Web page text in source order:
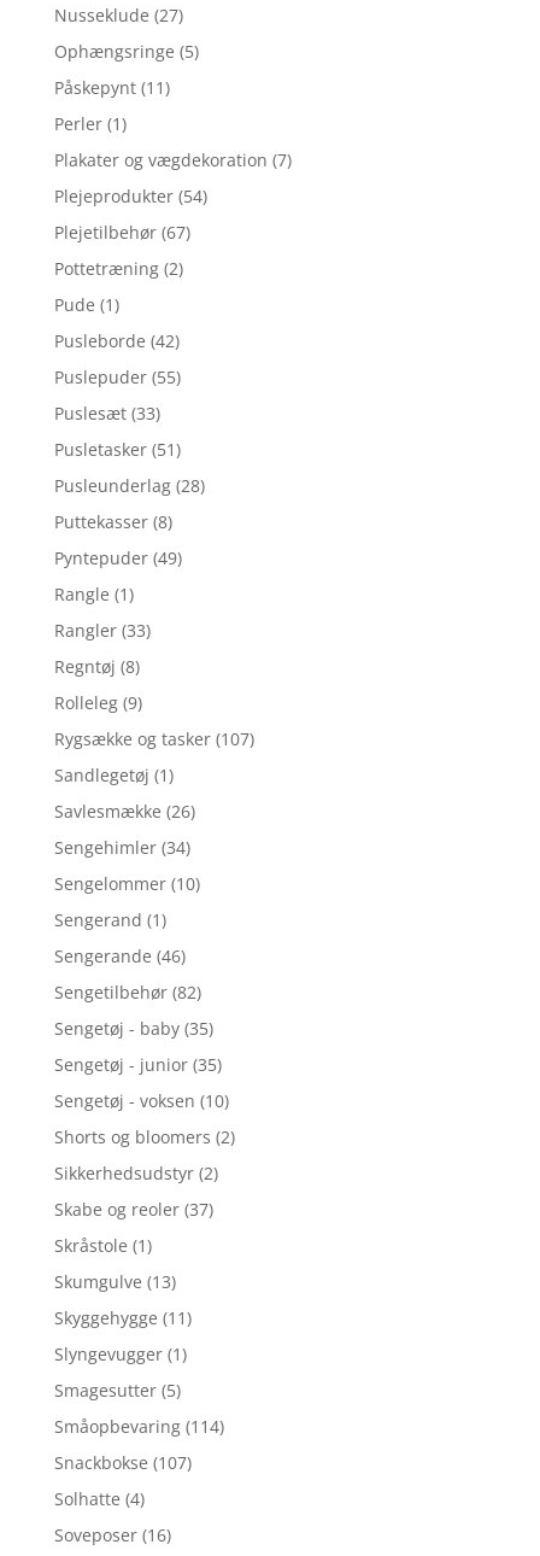
Nusseklude (27)
Ophængsringe (5)
Påskepynt (11)
Perler (1)
Plakater og vægdekoration (7)
Plejeprodukter (54)
Plejetilbehør (67)
Pottetræning (2)
Pude (1)
Pusleborde (42)
Puslepuder (55)
Puslesæt (33)
Pusletasker (51)
Pusleunderlag (28)
Puttekasser (8)
Pyntepuder (49)
Rangle (1)
Rangler (33)
Regntøj (8)
Rolleleg (9)
Rygsække og tasker (107)
Sandlegetøj (1)
Savlesmække (26)
Sengehimler (34)
Sengelommer (10)
Sengerand (1)
Sengerande (46)
Sengetilbehør (82)
Sengetøj - baby (35)
Sengetøj - junior (35)
Sengetøj - voksen (10)
Shorts og bloomers (2)
Sikkerhedsudstyr (2)
Skabe og reoler (37)
Skråstole (1)
Skumgulve (13)
Skyggehygge (11)
Slyngevugger (1)
Smagesutter (5)
Småopbevaring (114)
Snackbokse (107)
Solhatte (4)
Soveposer (16)